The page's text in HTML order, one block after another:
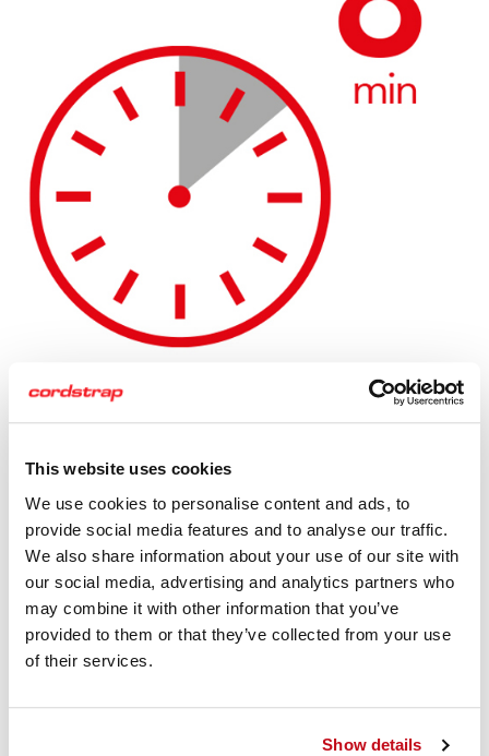
This website uses cookies
We use cookies to personalise content and ads, to
provide social media features and to analyse our traffic.
We also share information about your use of our site with
our social media, advertising and analytics partners who
may combine it with other information that you’ve
provided to them or that they’ve collected from your use
of their services.
Show details
Gemak van inspectie
vergemakkelijken, wordt bij AnchorLash een
scheepsdocument geleverd dat, wanneer het aan een
lading is bevestigd, alle nodige informatie bevat om een
bevredigende inspectie in de haven te garanderen.
Training op locatie en op afstand
voor consistente toepassing
landen. Training kan op locatie of op afstand worden